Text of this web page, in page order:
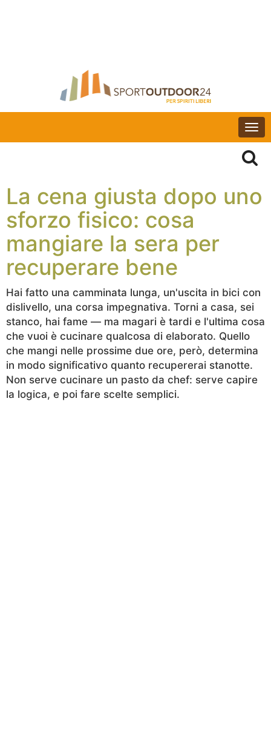
La cena giusta dopo uno
sforzo fisico: cosa
mangiare la sera per
recuperare bene
Hai fatto una camminata lunga, un'uscita in bici con
dislivello, una corsa impegnativa. Torni a casa, sei
stanco, hai fame — ma magari è tardi e l'ultima cosa
che vuoi è cucinare qualcosa di elaborato. Quello
che mangi nelle prossime due ore, però, determina
in modo significativo quanto recupererai stanotte.
Non serve cucinare un pasto da chef: serve capire
la logica, e poi fare scelte semplici.